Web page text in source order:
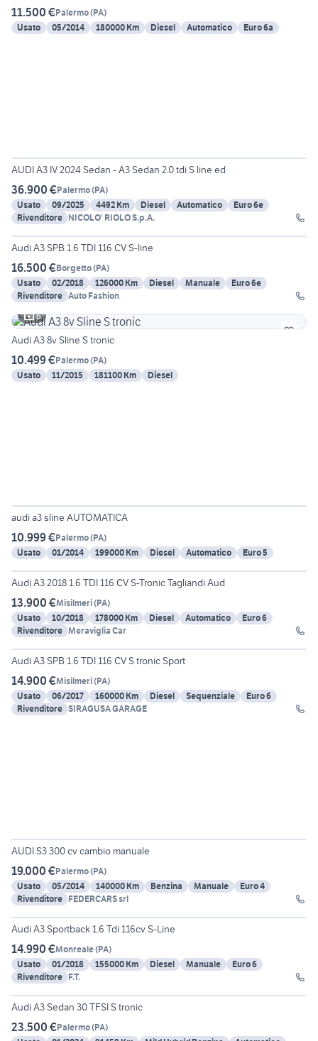
11.500 €Palermo(PA)
Usato
05/2014 180000 Km Diesel Automatico Euro 6a
AUDI A3 IV 2024 Sedan - A3 Sedan 2.0 tdi S line ed
36.900 €Palermo(PA)
Usato
09/2025 4492 Km Diesel Automatico
Euro 6e
Rivenditore NICOLO' RIOLO S.p.A.
14
Audi A3 SPB 1.6 TDI 116 CV S-line
16.500 €Borgetto(PA)
Usato
02/2018 126000 Km Diesel Manuale
Euro 6e
Rivenditore Auto Fashion
6
Audi A3 8v Sline S tronic
10.499 €Palermo(PA)
Usato
11/2015 181100 Km Diesel
audi a3 sline AUTOMATICA
10.999 €Palermo(PA)
Usato
01/2014 199000 Km Diesel Automatico Euro 5
14
Audi A3 2018 1.6 TDI 116 CV S-Tronic Tagliandi Aud
13.900 €Misilmeri(PA)
Usato
10/2018 178000 Km Diesel Automatico
Euro 6
Rivenditore Meraviglia Car
14
Audi A3 SPB 1.6 TDI 116 CV S tronic Sport
14.900 €Misilmeri(PA)
Usato
06/2017 160000 Km Diesel Sequenziale
Euro 6
Rivenditore SIRAGUSA GARAGE
AUDI S3 300 cv cambio manuale
19.000 €Palermo(PA)
Usato
05/2014 140000 Km Benzina Manuale
Euro 4
Rivenditore FEDERCARS srl
13
Audi A3 Sportback 1.6 Tdi 116cv S-Line
14.990 €Monreale(PA)
Usato
01/2018 155000 Km Diesel Manuale
Euro 6
Rivenditore F.T.
14
Audi A3 Sedan 30 TFSI S tronic
23.500 €Palermo(PA)